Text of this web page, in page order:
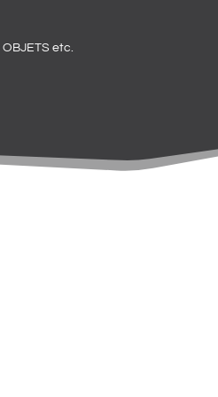
OBJETS etc.